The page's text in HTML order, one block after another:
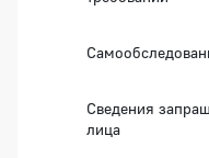
Сведения
лица